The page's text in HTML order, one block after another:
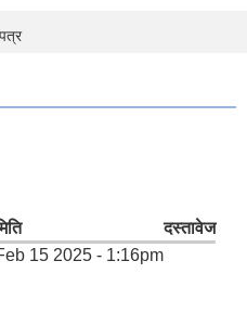
दस्तावेज
15 2025 - 1:16pm